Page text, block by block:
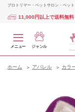
プロトリマー・ペットサロン・ペッ
11,000円以上で送料無料
メニュー ジャンル
ホーム アパレル カラ